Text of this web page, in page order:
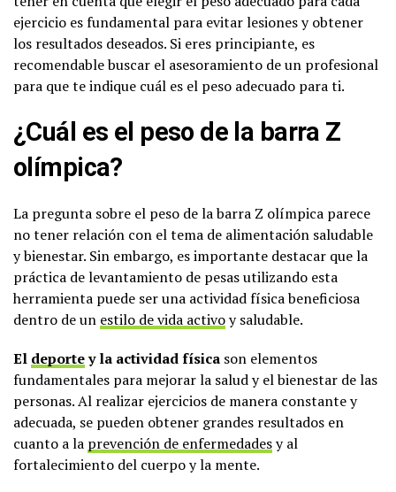
ejercicio es fundamental para evitar lesiones y obtener
los resultados deseados. Si eres principiante, es
recomendable buscar el asesoramiento de un profesional
para que te indique cuál es el peso adecuado para ti.
¿Cuál es el peso de la barra Z
olímpica?
La pregunta sobre el peso de la barra Z olímpica parece
no tener relación con el tema de alimentación saludable
y bienestar. Sin embargo, es importante destacar que la
práctica de levantamiento de pesas utilizando esta
herramienta puede ser una actividad física beneficiosa
dentro de un estilo de vida activoy saludable.
El deportey la actividad física son elementos
fundamentales para mejorar la salud y el bienestar de las
personas. Al realizar ejercicios de manera constante y
adecuada, se pueden obtener grandes resultados en
cuanto a la prevención de enfermedadesy al
fortalecimiento del cuerpo y la mente.